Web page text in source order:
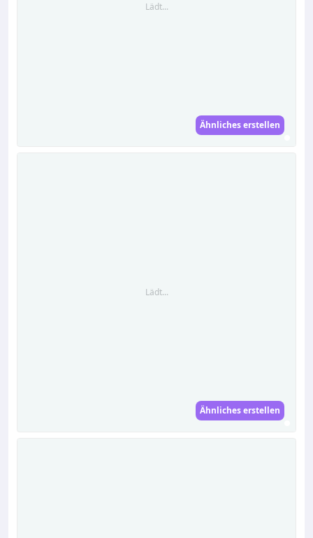
Lädt...
Ähnliches erstellen
Lädt...
Ähnliches erstellen